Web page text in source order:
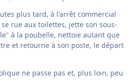
plus tard, à l'arrêt commercial
rue aux toilettes, jette son sous-
à la poubelle, nettoie autant que
et retourne à son poste, le départ
ne passe pas et, plus loin, peu